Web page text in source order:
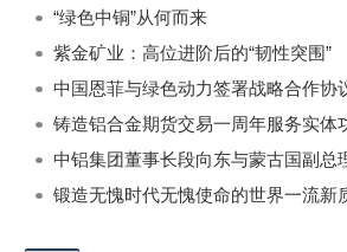
“绿色中铜”从何而来
紫金矿业：高位进阶后的“韧性突围”
中国恩菲与绿色动力签署战略合作协
铸造铝合金期货交易一周年服务实体